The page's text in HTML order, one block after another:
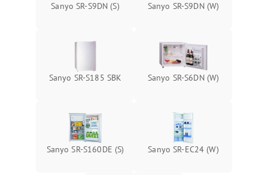
Sanyo SR-S9DN (S) Sanyo SR-S9DN (W)
Sanyo SR-S185 SBK Sanyo SR-S6DN (W)
Sanyo SR-S160DE (S) Sanyo SR-EC24 (W)